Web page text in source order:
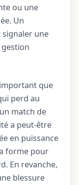
ou une
Un
une
que
perd au
match de
a peut-être
en puissance
forme pour
En revanche,
blessure